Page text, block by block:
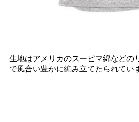
生地はアメリカのスーピマ綿などの
で風合い豊かに編み立てたられてい